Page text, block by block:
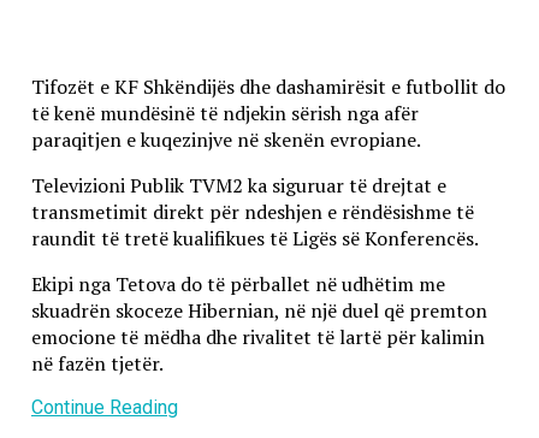
Tifozët e KF Shkëndijës dhe dashamirësit e futbollit do
të kenë mundësinë të ndjekin sërish nga afër
paraqitjen e kuqezinjve në skenën evropiane.
Televizioni Publik TVM2 ka siguruar të drejtat e
transmetimit direkt për ndeshjen e rëndësishme të
raundit të tretë kualifikues të Ligës së Konferencës.
Ekipi nga Tetova do të përballet në udhëtim me
skuadrën skoceze Hibernian, në një duel që premton
emocione të mëdha dhe rivalitet të lartë për kalimin
në fazën tjetër.
Continue Reading